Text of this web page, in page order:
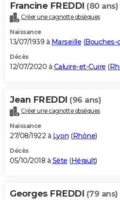
Francine FREDDI (80 ans)
Créer une cagnotte obsèques
Naissance
13/07/1939 à Marseille (Bouches-
Décès
12/07/2020 à Caluire-et-Cuire (
Jean FREDDI (96 ans)
Créer une cagnotte obsèques
Naissance
27/08/1922 à Lyon (Rhône)
Décès
05/10/2018 à Sète (Hérault)
Georges FREDDI (79 ans)